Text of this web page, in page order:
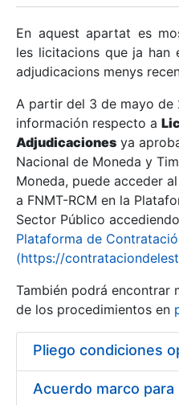
Mostra/Amaga
Mostra/Amaga
Mostra/Amaga
En aquest apartat es
les licitacions que ja han
adjudicacions menys
A partir del 3 de mayo de
información respecto a
Adjudicaciones ya
Nacional de Moneda y
Moneda, puede acceder
a FNMT-RCM en la
Sector Público
Plataforma de
(https://
También podrá encontrar
de los procedimientos en